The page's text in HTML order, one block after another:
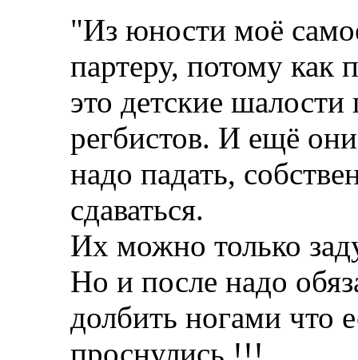
"Из юности моё
партеру, потому как
это детские
регбистов. И ещё
надо падать,
сдаваться.
Их можно только
Но и после надо
долбить ногами что